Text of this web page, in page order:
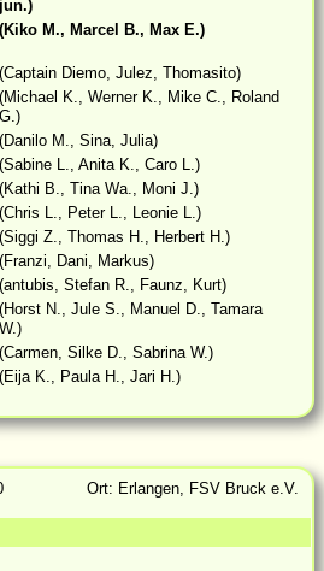
jun.)
(Kiko M., Marcel B., Max E.)
(Captain Diemo, Julez, Thomasito)
(Michael K., Werner K., Mike C., Roland
G.)
(Danilo M., Sina, Julia)
(Sabine L., Anita K., Caro L.)
(Kathi B., Tina Wa., Moni J.)
(Chris L., Peter L., Leonie L.)
(Siggi Z., Thomas H., Herbert H.)
(Franzi, Dani, Markus)
(antubis, Stefan R., Faunz, Kurt)
(Horst N., Jule S., Manuel D., Tamara
W.)
(Carmen, Silke D., Sabrina W.)
(Eija K., Paula H., Jari H.)
Ort: Erlangen, FSV Bruck e.V.